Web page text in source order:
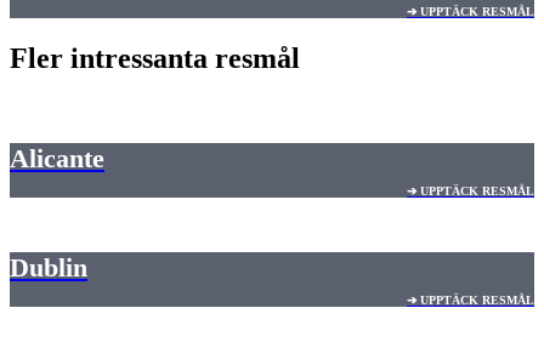
➔ UPPTÄCK RESMÅL
Fler intressanta resmål
Alicante
➔ UPPTÄCK RESMÅL
Dublin
➔ UPPTÄCK RESMÅL